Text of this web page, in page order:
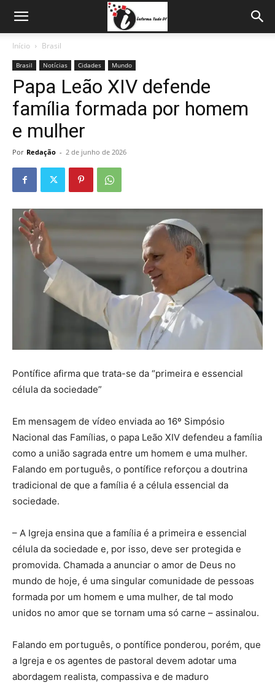
Início Brasil
Brasil Notícias Cidades Mundo
Papa Leão XIV defende
família formada por homem
e mulher
Por Redação - 2 de junho de 2026
Pontífice afirma que trata-se da “primeira e essencial
célula da sociedade”
Em mensagem de vídeo enviada ao 16º Simpósio
Nacional das Famílias, o papa Leão XIV defendeu a família
como a união sagrada entre um homem e uma mulher.
Falando em português, o pontífice reforçou a doutrina
tradicional de que a família é a célula essencial da
sociedade.
– A Igreja ensina que a família é a primeira e essencial
célula da sociedade e, por isso, deve ser protegida e
promovida. Chamada a anunciar o amor de Deus no
mundo de hoje, é uma singular comunidade de pessoas
formada por um homem e uma mulher, de tal modo
unidos no amor que se tornam uma só carne – assinalou.
Falando em português, o pontífice ponderou, porém, que
a Igreja e os agentes de pastoral devem adotar uma
abordagem realista, compassiva e de maduro